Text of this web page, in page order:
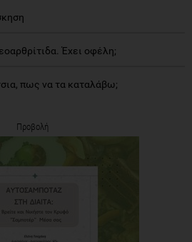
Έχει οφέλη;
πως να τα καταλάβω;
Προβολή